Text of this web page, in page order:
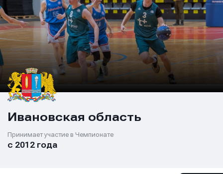
Ивановская область
Принимает участие в Чемпионате
с 2012 года